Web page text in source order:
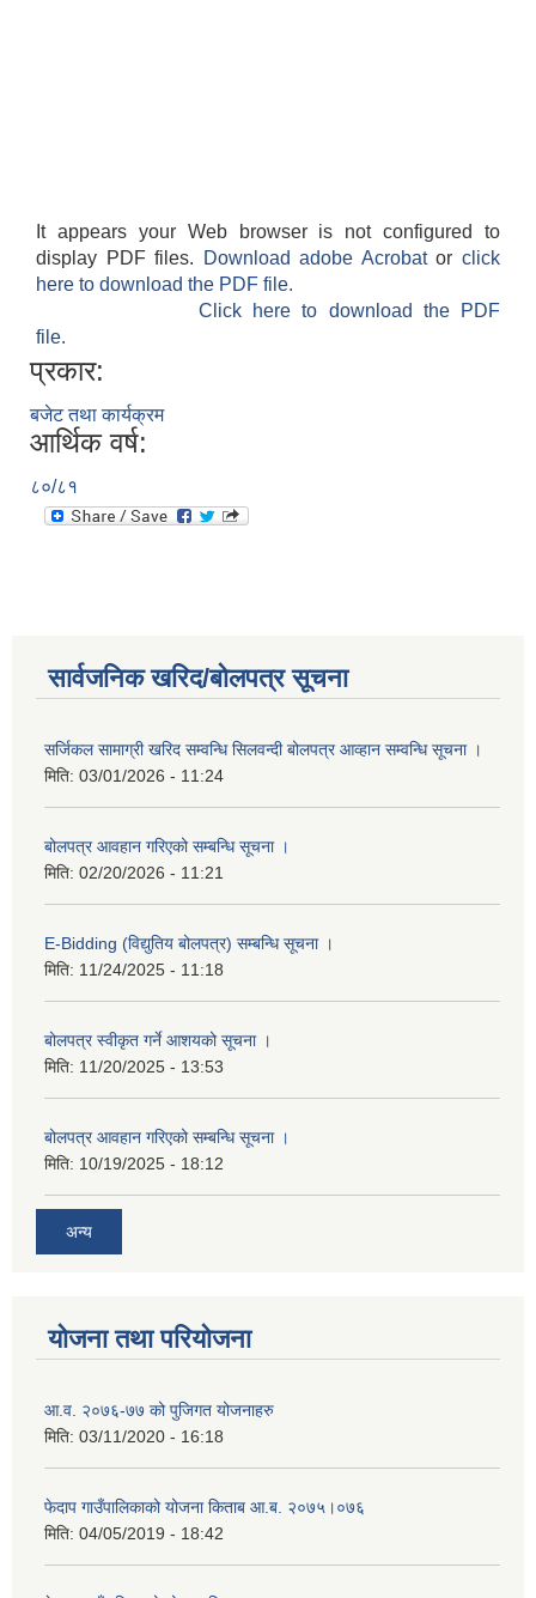
It appears your Web browser is not configured to
display PDF files.
Download adobe Acrobatorclick
here to download the PDF file.
Click here to download the PDF
file.
प्रकार:
बजेट तथा कार्यक्रम
आर्थिक वर्ष:
८०/८१
सार्वजनिक खरिद/बोलपत्र सूचना
सर्जिकल सामाग्री खरिद सम्वन्धि सिलवन्दी बोलपत्र आव्हान सम्वन्धि सूचना ।
मिति: 03/01/2026 - 11:24
बोलपत्र आवहान गरिएको सम्बन्धि सूचना ।
मिति: 02/20/2026 - 11:21
E-Bidding (विद्युतिय बोलपत्र) सम्बन्धि सूचना ।
मिति: 11/24/2025 - 11:18
बोलपत्र स्वीकृत गर्ने आशयको सूचना ।
मिति: 11/20/2025 - 13:53
बोलपत्र आवहान गरिएको सम्बन्धि सूचना ।
मिति: 10/19/2025 - 18:12
अन्य
योजना तथा परियोजना
आ.व. २०७६-७७ को पुजिगत योजनाहरु
मिति: 03/11/2020 - 16:18
फेदाप गाउँपालिकाको योजना किताब आ.ब. २०७५।०७६
मिति: 04/05/2019 - 18:42